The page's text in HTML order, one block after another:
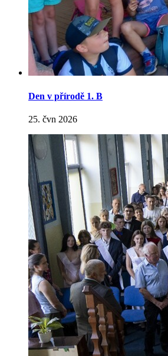
Den v přírodě 1. B
25. čvn 2026